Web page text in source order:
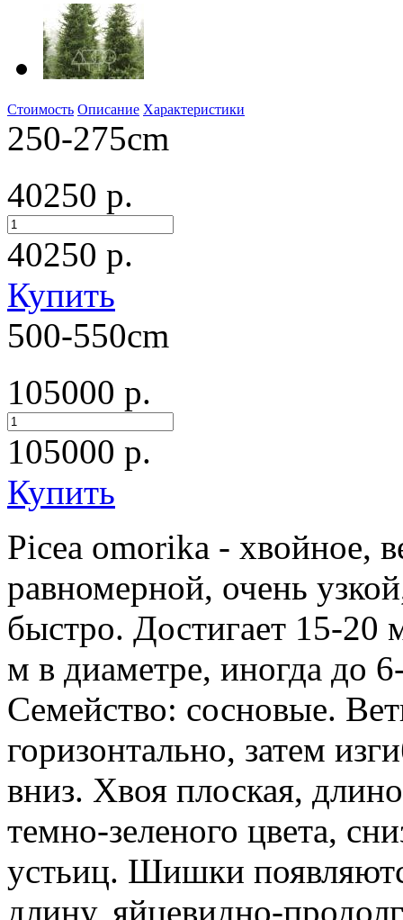
Стоимость Описание Характеристики
250-275cm
40250 р.
40250 р.
Купить
500-550cm
105000 р.
105000 р.
Купить
Picea omorika - хвойное,
равномерной, очень
быстро. Достигает 15-20
м в диаметре, иногда до
Семейство: сосновые.
горизонтально, затем
вниз. Хвоя плоская,
темно-зеленого цвета,
устьиц. Шишки
длину, яйцевидно-